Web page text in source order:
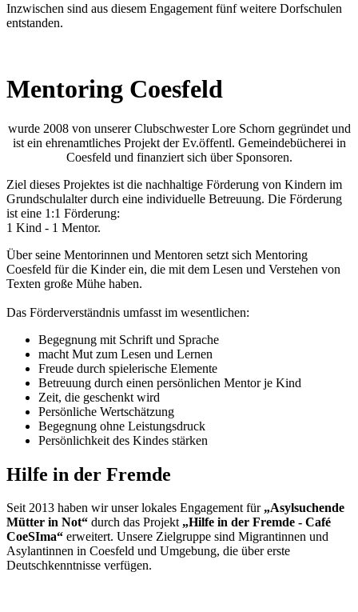
Inzwischen sind aus diesem Engagement fünf weitere Dorfschulen
entstanden.
Mentoring Coesfeld
wurde 2008 von unserer Clubschwester Lore Schorn gegründet und
ist ein ehrenamtliches Projekt der Ev.öffentl. Gemeindebücherei in
Coesfeld und finanziert sich über Sponsoren.
Ziel dieses Projektes ist die nachhaltige Förderung von Kindern im
Grundschulalter durch eine individuelle Betreuung. Die Förderung
ist eine 1:1 Förderung:
1 Kind - 1 Mentor.
Über seine Mentorinnen und Mentoren setzt sich Mentoring
Coesfeld für die Kinder ein, die mit dem Lesen und Verstehen von
Texten große Mühe haben.
Das Förderverständnis umfasst im wesentlichen:
Begegnung mit Schrift und Sprache
macht Mut zum Lesen und Lernen
Freude durch spielerische Elemente
Betreuung durch einen persönlichen Mentor je Kind
Zeit, die geschenkt wird
Persönliche Wertschätzung
Begegnung ohne Leistungsdruck
Persönlichkeit des Kindes stärken
Hilfe in der Fremde
Seit 2013 haben wir unser lokales Engagement für „Asylsuchende
Mütter in Not“ durch das Projekt „Hilfe in der Fremde - Café
CoeSIma“ erweitert. Unsere Zielgruppe sind Migrantinnen und
Asylantinnen in Coesfeld und Umgebung, die über erste
Deutschkenntnisse verfügen.